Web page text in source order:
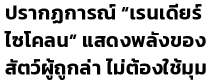
ปรากฏการณ์ “เรนเดียร์
ไซโคลน” แสดงพลังของ
สัตว์ผู้ถูกล่า ไม่ต้องใช้มุม